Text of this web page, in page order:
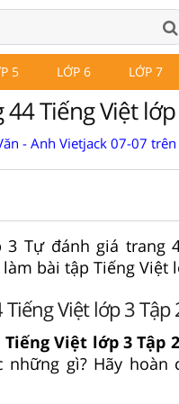
5 LỚP 6 LỚP 7
Tiếng Việt
- Anh Vietjack 07-07
3 Tự đánh giá trang
bài tập Tiếng Việt
Việt lớp 3 Tập
Việt lớp 3 Tập
những gì? Hãy